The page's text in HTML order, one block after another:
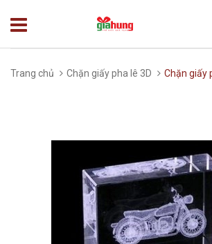
Trang chủ Chặn giấy pha lê 3D Chặn giấy